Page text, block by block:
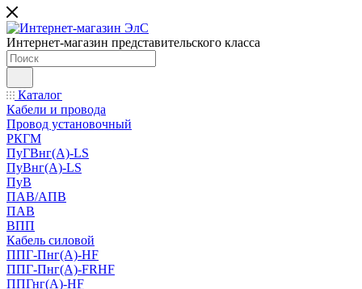
Интернет-магазин представительского класса
Каталог
Кабели и провода
Провод установочный
РКГМ
ПуГВнг(А)-LS
ПуВнг(А)-LS
ПуВ
ПАВ/АПВ
ПАВ
ВПП
Кабель силовой
ППГ-Пнг(А)-HF
ППГ-Пнг(А)-FRHF
ППГнг(А)-HF